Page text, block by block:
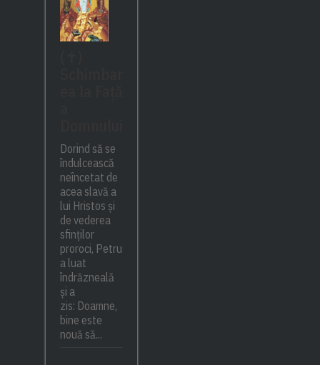
Dorind să se
îndulcească
neîncetat de
acea slavă a
lui Hristos și
de vederea
sfinților
proroci, Petru
a luat
îndrăzneală
și a
zis: Doamne,
bine este
nouă să...